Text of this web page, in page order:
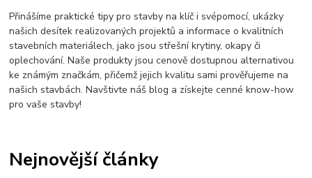
Přinášíme praktické tipy pro stavby na klíč i svépomocí, ukázky
našich desítek realizovaných projektů a informace o kvalitních
stavebních materiálech, jako jsou střešní krytiny, okapy či
oplechování. Naše produkty jsou cenově dostupnou alternativou
ke známým značkám, přičemž jejich kvalitu sami prověřujeme na
našich stavbách. Navštivte náš blog a získejte cenné know-how
pro vaše stavby!
Nejnovější články